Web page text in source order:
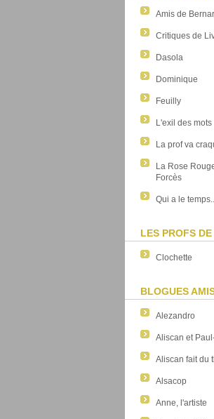
Amis de
Critiques de
Dasola
Dominique
Feuilly
L'exil des mots
La prof va
La Rose
Forcès
Qui a le
LES PROFS
Clochette
BLOGUES
Alezandro
Aliscan et
Aliscan fait du
Alsacop
Anne, l'artiste